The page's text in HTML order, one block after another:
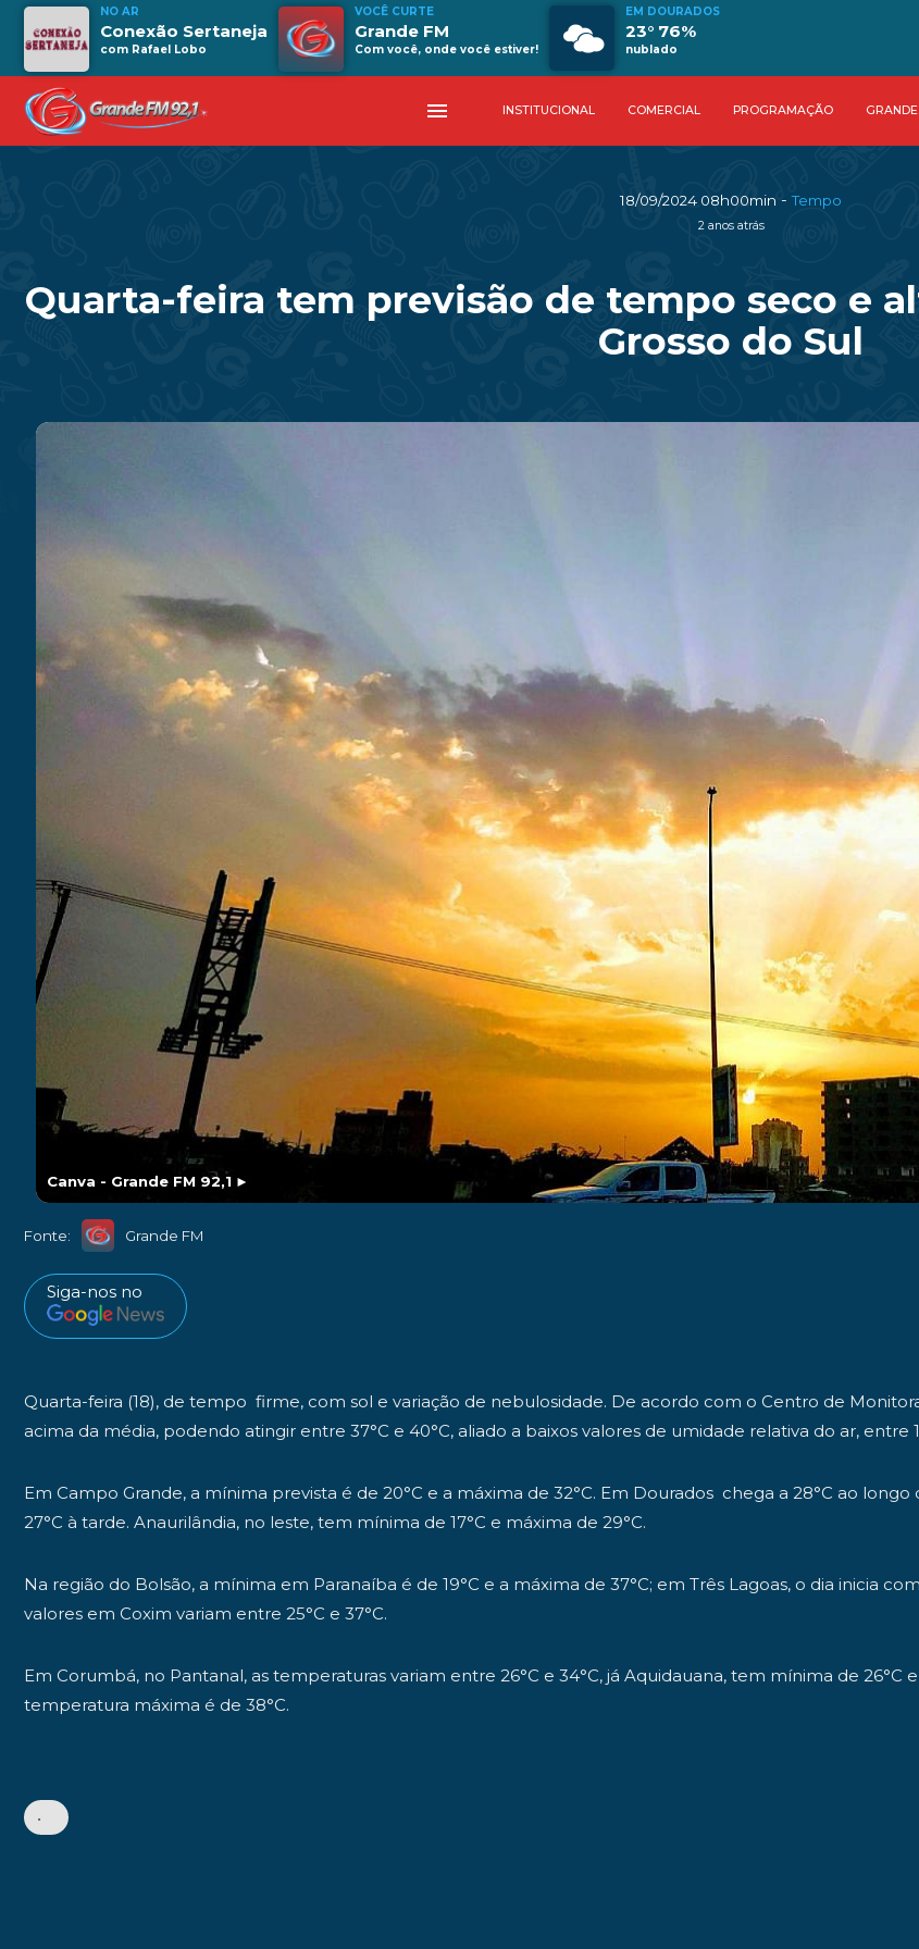
NO AR
Conexão Sertaneja
com Rafael Lobo
VOCÊ CURTE
Grande FM
Com você, onde você estiver!
EM DOURADOS
23° 76%
nublado
menu INSTITUCIONAL COMERCIAL PROGRAMAÇÃO
18/09/2024 08h00min -Tempo
2 anos atrás
Quarta-feira tem previsão de tempo seco e
Grosso do Sul
Canva - Grande FM 92,1 ►
Fonte: Grande FM
Siga-nos no
Quarta-feira (18), de tempo firme, com sol e variação de nebulosidade. De acordo com o Centro de
acima da média, podendo atingir entre 37°C e 40°C, aliado a baixos valores de umidade relativa do ar, entre
Em Campo Grande, a mínima prevista é de 20°C e a máxima de 32°C. Em Dourados chega a 28°C ao
27°C à tarde. Anaurilândia, no leste, tem mínima de 17°C e máxima de 29°C.
Na região do Bolsão, a mínima em Paranaíba é de 19°C e a máxima de 37°C; em Três Lagoas, o dia inicia
valores em Coxim variam entre 25°C e 37°C.
Em Corumbá, no Pantanal, as temperaturas variam entre 26°C e 34°C, já Aquidauana, tem mínima de
temperatura máxima é de 38°C.
•